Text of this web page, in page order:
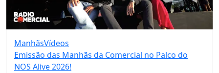
ManhãsVídeos
Emissão das Manhãs da Comercial no Palco do
NOS Alive 2026!